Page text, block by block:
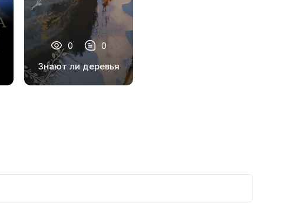
0 0
Знают ли деревья